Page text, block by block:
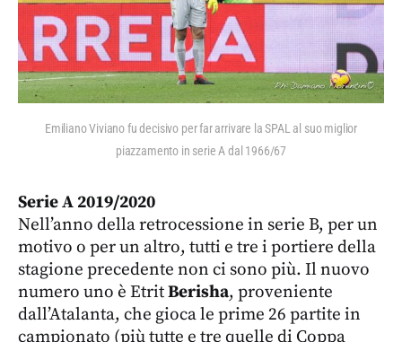
Emiliano Viviano fu decisivo per far arrivare la SPAL al suo miglior
piazzamento in serie A dal 1966/67
Serie A 2019/2020
Nell’anno della retrocessione in serie B, per un
motivo o per un altro, tutti e tre i portiere della
stagione precedente non ci sono più. Il nuovo
numero uno è EtritBerisha, proveniente
dall’Atalanta, che gioca le prime 26 partite in
campionato (più tutte e tre quelle di Coppa